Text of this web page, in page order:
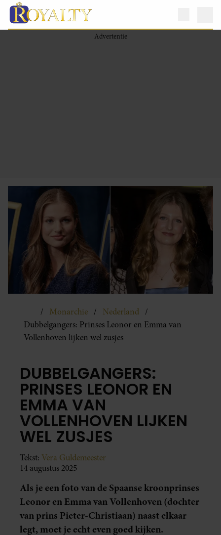
Monarchie
Nederland
Dubbelgangers: Prinses Leonor en Emma van
Vollenhoven lijken wel zusjes
DUBBELGANGERS:
PRINSES LEONOR EN
EMMA VAN
VOLLENHOVEN LIJKEN
WEL ZUSJES
Tekst: Vera Guldemeester
14 augustus 2025
Als je een foto van de Spaanse kroonprinses
Leonor en Emma van Vollenhoven (dochter
van prins Pieter-Christiaan) naast elkaar
legt, moet je echt even goed kijken.